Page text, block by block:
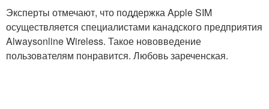
Эксперты отмечают, что поддержка Apple SIM
осуществляется специалистами канадского предприятия
Alwaysonline Wireless. Такое нововведение
пользователям понравится. Любовь зареченская.